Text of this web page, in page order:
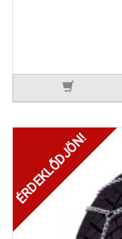
ÉRDEKLŐDJÖN!